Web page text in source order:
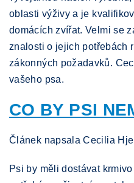
oblasti výživy a je
domácích zvířat. Velmi se
znalosti o jejich potřebách
zákonných požadavků.
vašeho psa.
CO BY PSI
Článek napsala Cecilia
Psi by měli dostávat